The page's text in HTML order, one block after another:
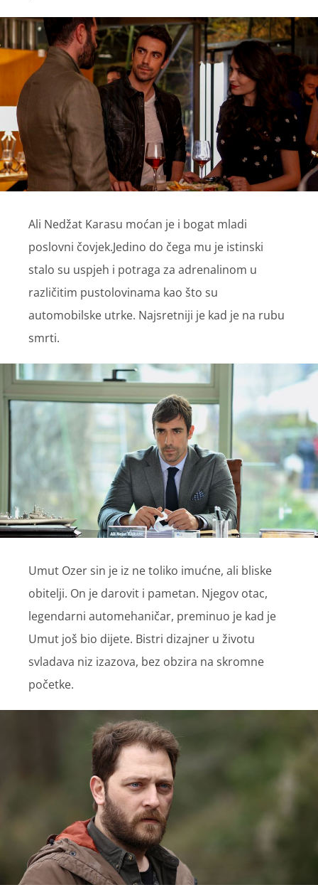
Ali Nedžat Karasu moćan je i bogat mladi
poslovni čovjek.Jedino do čega mu je istinski
stalo su uspjeh i potraga za adrenalinom u
različitim pustolovinama kao što su
automobilske utrke. Najsretniji je kad je na rubu
smrti.
Umut Ozer sin je iz ne toliko imućne, ali bliske
obitelji. On je darovit i pametan. Njegov otac,
legendarni automehaničar, preminuo je kad je
Umut još bio dijete. Bistri dizajner u životu
svladava niz izazova, bez obzira na skromne
početke.